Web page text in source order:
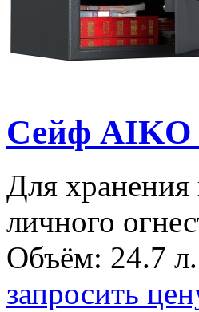
Сейф AIKO
Для хранения
личного
Объём: 24.7
запросить